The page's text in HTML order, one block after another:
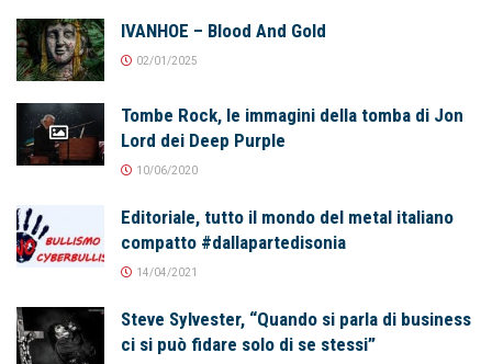
IVANHOE – Blood And Gold
02/01/2025
Tombe Rock, le immagini della tomba di Jon
Lord dei Deep Purple
10/06/2020
Editoriale, tutto il mondo del metal italiano
compatto #dallapartedisonia
14/04/2021
Steve Sylvester, “Quando si parla di business
ci si può fidare solo di se stessi”